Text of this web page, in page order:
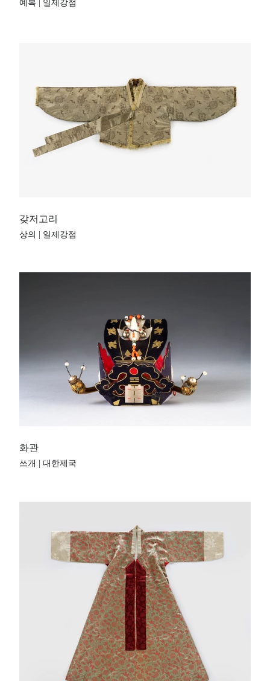
예복 | 일제강점
갖저고리
상의 | 일제강점
화관
쓰개 | 대한제국